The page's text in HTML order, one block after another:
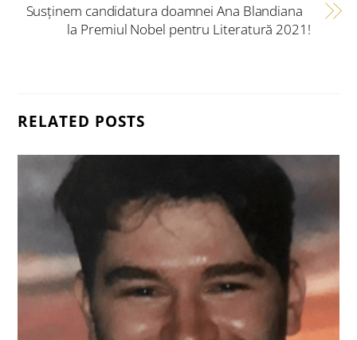
Susținem candidatura doamnei Ana Blandiana
la Premiul Nobel pentru Literatură 2021!
RELATED POSTS